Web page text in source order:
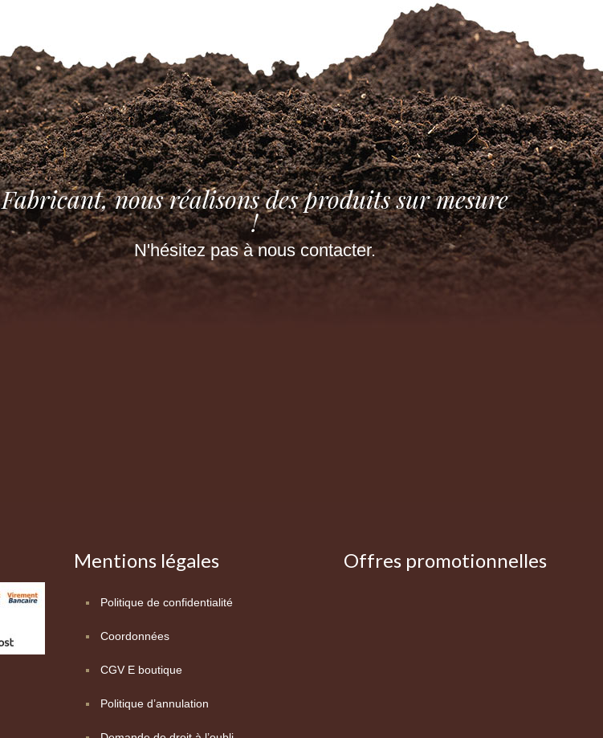
Fabricant, nous réalisons des produits sur mesure
!
N'hésitez pas à nous contacter.
Mentions légales
Politique de confidentialité
Coordonnées
CGV E boutique
Politique d’annulation
Offres promotionnelles